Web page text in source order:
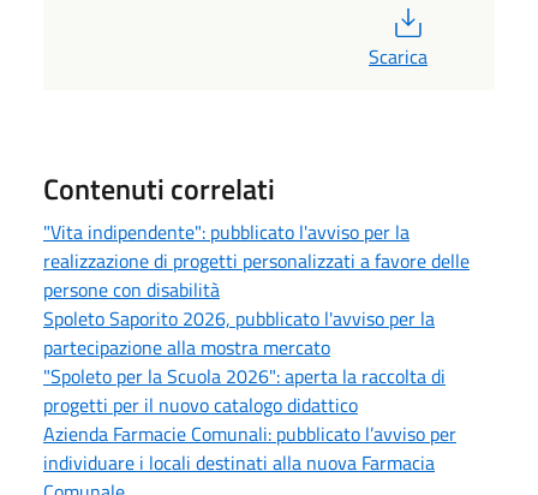
Scarica
Contenuti correlati
"Vita indipendente": pubblicato l'avviso per la
realizzazione di progetti personalizzati a favore delle
persone con disabilità
Spoleto Saporito 2026, pubblicato l'avviso per la
partecipazione alla mostra mercato
"Spoleto per la Scuola 2026": aperta la raccolta di
progetti per il nuovo catalogo didattico
Azienda Farmacie Comunali: pubblicato l’avviso per
individuare i locali destinati alla nuova Farmacia